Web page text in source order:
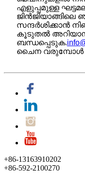
എളുപ്പമുള്ള
ജിൻജിയാങ്ങിലെ
സന്ദർശിക്കാൻ
കൂടുതൽ അറിയാൻ
ബന്ധപ്പെടുക.
ചൈന വരുമ്പോൾ
+86-13163910202
+86-592-2100270